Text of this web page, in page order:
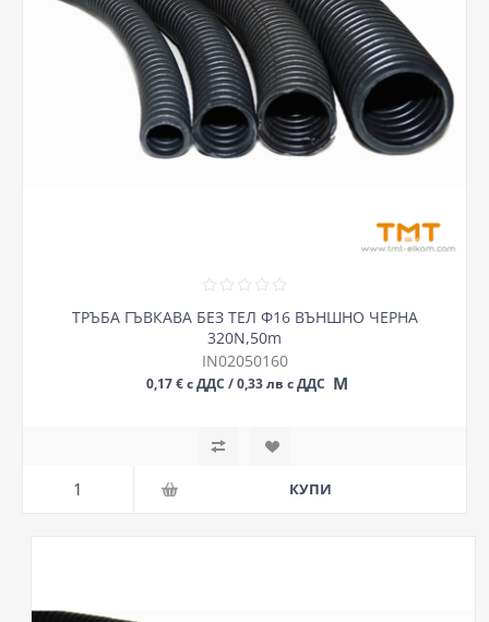
ТРЪБА ГЪВКАВА БЕЗ ТЕЛ Ф16 ВЪНШНО ЧЕРНА
320N,50m
IN02050160
0,17 € с ДДС / 0,33 лв с ДДС М